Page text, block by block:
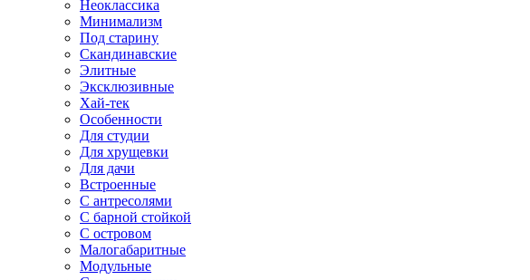
Неоклассика
Минимализм
Под старину
Скандинавские
Элитные
Эксклюзивные
Хай-тек
Особенности
Для студии
Для хрущевки
Для дачи
Встроенные
С антресолями
С барной стойкой
С островом
Малогабаритные
Модульные